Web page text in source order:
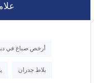
أرخص صباغ في
بلاط جدران